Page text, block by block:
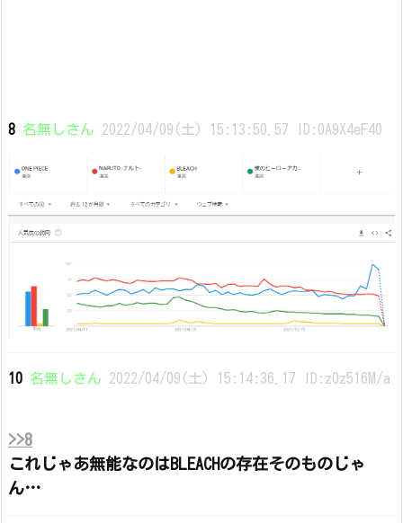
8 名無しさん 2022/04/09(土) 15:13:50.57 ID:0A9X4eF40
10 名無しさん 2022/04/09(土) 15:14:36.17 ID:z0z516M/a
>>8
これじゃあ無能なのはBLEACHの存在そのものじゃ
ん…